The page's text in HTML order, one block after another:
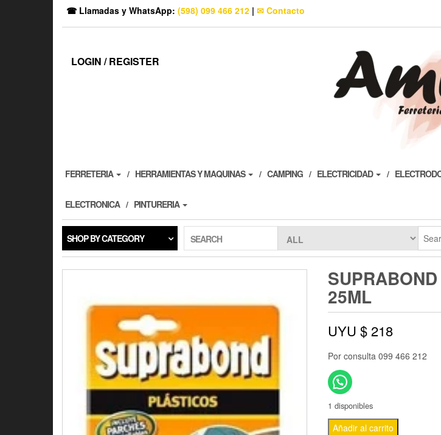
☎ Llamadas y WhatsApp: (598) 099 466 212 | ✉ Contacto
LOGIN / REGISTER
FERRETERIA HERRAMIENTAS Y MAQUINAS CAMPING ELECTRICIDAD
ELECTRONICA PINTURERIA
SHOP BY CATEGORY SEARCH
25ML
UYU $ 218
Por consulta 099 466 212
1 disponibles
Añadir al carrito